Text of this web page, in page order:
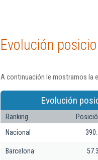
Evolución
A continuación le mostramos la
Evolución
Ranking
Nacional
Barcelona